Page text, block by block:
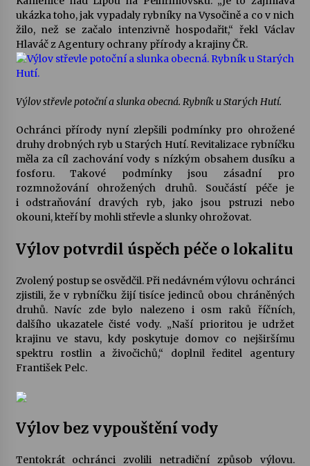
Letní koncerty ve Stromovce: Rufus Miller
22. 7. 2026
Vysočinka
Ozvěny prázdnin
14. 7. 2026
Za kulturou kousek za Humpolec. V Želivě ožije
odkaz Josefa Čapka
13. 7. 2026
Varhanní recitál Michala Novenka v Klášteře
3. 7. 2026
Petr Adamec – Malovaný svět
30. 6. 2026
ukázka toho, jak vypadaly rybníky na Vysočině a co v nich
žilo, než se začalo intenzivně hospodařit,“ řekl Václav
Hlaváč z Agentury ochrany přírody a krajiny ČR.
Výlov střevle potoční a slunka obecná. Rybník u Starých Hutí.
Ochránci přírody nyní zlepšili podmínky pro ohrožené
druhy drobných ryb u Starých Hutí. Revitalizace rybníčku
měla za cíl zachování vody s nízkým obsahem dusíku a
fosforu. Takové podmínky jsou zásadní pro
rozmnožování ohrožených druhů. Součástí péče je
i odstraňování dravých ryb, jako jsou pstruzi nebo
okouni, kteří by mohli střevle a slunky ohrožovat.
Výlov potvrdil úspěch péče o lokalitu
Zvolený postup se osvědčil. Při nedávném výlovu ochránci
zjistili, že v rybníčku žijí tisíce jedinců obou chráněných
druhů. Navíc zde bylo nalezeno i osm raků říčních,
dalšího ukazatele čisté vody. „Naší prioritou je udržet
krajinu ve stavu, kdy poskytuje domov co nejširšímu
spektru rostlin a živočichů,“ doplnil ředitel agentury
František Pelc.
Výlov bez vypouštění vody
Tentokrát ochránci zvolili netradiční způsob výlovu.